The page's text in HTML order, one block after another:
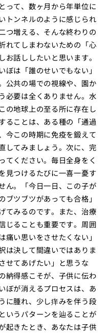
って、数ヶ月から年単位に
トンネルのように感じられ
つ増える、そんな終わりの
れてしまわないための「心
話ししたいと思います。
は「誰のせいでもない」
公共の場での視線や、園か
必要は全くありません。水
の地球上の至る所に存在し
ることは、ある種の「通過
今この時期に免疫を鍛えて
してみましょう。次に、完
てください。毎日全身をく
見つけるたびに一喜一憂す
ん。「今日一日、この子が
ツブツがあっても合格」
てみるのです。また、治療
じることも重要です。周囲
い思いをさせたくない」
は決して間違いではありま
せてあげたい」と思うな
納得感こそが、子供に伝わ
ぼが消えるプロセスは、あ
に腫れ、少し痒みを伴う段
いうパターンを辿ることが
起きたとき、あなたは子供